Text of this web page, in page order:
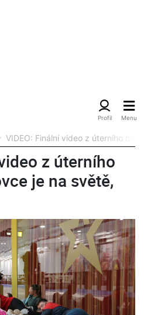
VIDEO: Finální video z úterního
z úterního
je na světě,